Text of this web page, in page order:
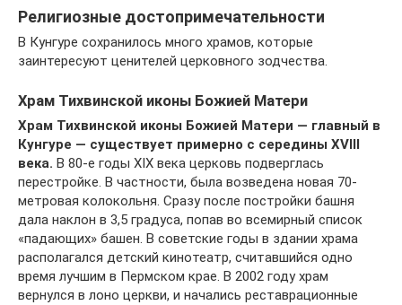
Религиозные достопримечательности
В Кунгуре сохранилось много храмов, которые
заинтересуют ценителей церковного зодчества.
Храм Тихвинской иконы Божией Матери
Храм Тихвинской иконы Божией Матери — главный в
Кунгуре — существует примерно с середины XVIII
века. В 80-е годы XIX века церковь подверглась
перестройке. В частности, была возведена новая 70-
метровая колокольня. Сразу после постройки башня
дала наклон в 3,5 градуса, попав во всемирный список
«падающих» башен. В советские годы в здании храма
располагался детский кинотеатр, считавшийся одно
время лучшим в Пермском крае. В 2002 году храм
вернулся в лоно церкви, и начались реставрационные